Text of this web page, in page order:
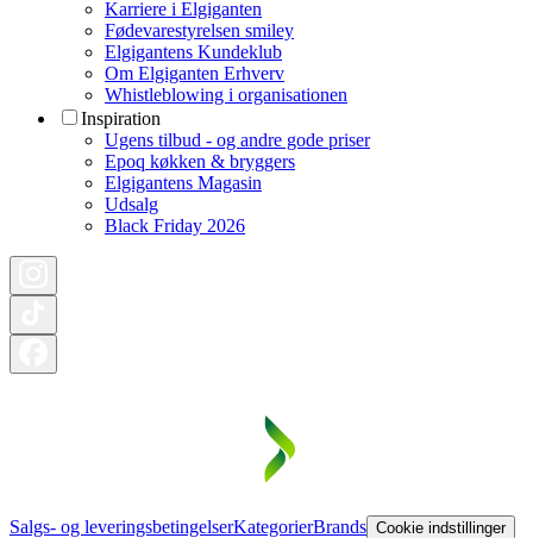
Karriere i Elgiganten
Fødevarestyrelsen smiley
Elgigantens Kundeklub
Om Elgiganten Erhverv
Whistleblowing i organisationen
Inspiration
Ugens tilbud - og andre gode priser
Epoq køkken & bryggers
Elgigantens Magasin
Udsalg
Black Friday 2026
Salgs- og leveringsbetingelserKategorierBrands Cookie indstillinger